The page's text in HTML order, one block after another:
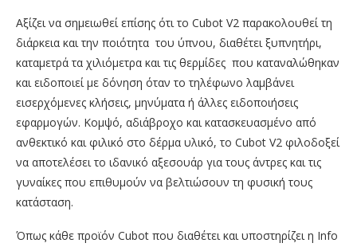
Αξίζει να σημειωθεί επίσης ότι το Cubot V2 παρακολουθεί τη
διάρκεια και την ποιότητα του ύπνου, διαθέτει ξυπνητήρι,
καταμετρά τα χιλιόμετρα και τις θερμίδες που καταναλώθηκαν
και ειδοποιεί με δόνηση όταν το τηλέφωνο λαμβάνει
εισερχόμενες κλήσεις, μηνύματα ή άλλες ειδοποιήσεις
εφαρμογών. Κομψό, αδιάβροχο και κατασκευασμένο από
ανθεκτικό και φιλικό στο δέρμα υλικό, το Cubot V2 φιλοδοξεί
να αποτελέσει το ιδανικό αξεσουάρ για τους άντρες και τις
γυναίκες που επιθυμούν να βελτιώσουν τη φυσική τους
κατάσταση.
Όπως κάθε προϊόν Cubot που διαθέτει και υποστηρίζει η Info